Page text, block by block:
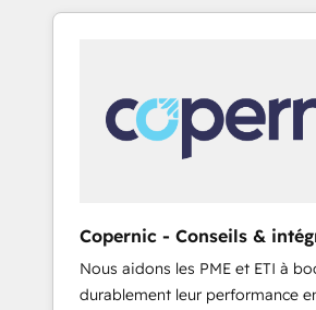
Ongoing Management: Monthly
portal? We are built for the work.
agencies fail: combining GTM
We engineer revenue outcomes
owner on HubSpot. We Build Different
Solutions Partner 🤝 - Global: 75+ RPers
across five continents 🌐 - Scale: Largest
organically grown & fastest
Copernic - Conseils &
HubSpot
Nous aidons les PME et ETI à
durablement leur performance